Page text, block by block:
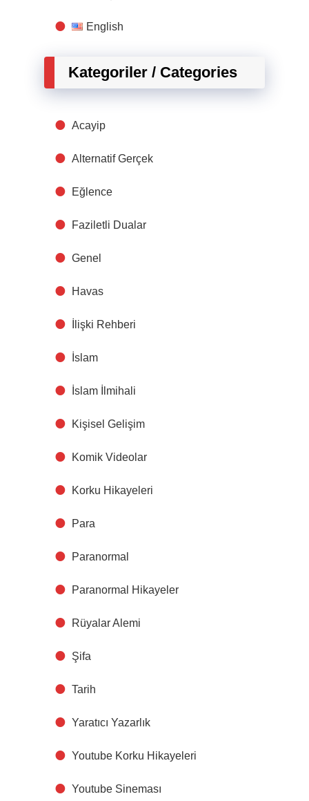
English
Kategoriler / Categories
Acayip
Alternatif Gerçek
Eğlence
Faziletli Dualar
Genel
Havas
İlişki Rehberi
İslam
İslam İlmihali
Kişisel Gelişim
Komik Videolar
Korku Hikayeleri
Para
Paranormal
Paranormal Hikayeler
Rüyalar Alemi
Şifa
Tarih
Yaratıcı Yazarlık
Youtube Korku Hikayeleri
Youtube Sineması